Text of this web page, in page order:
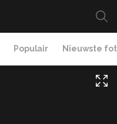
Populair Nieuwste